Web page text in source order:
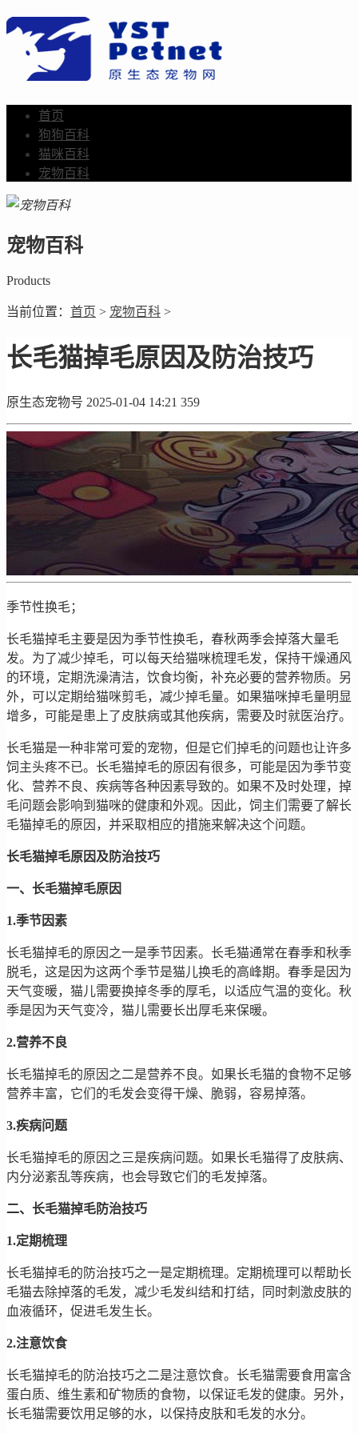
首页
狗狗百科
猫咪百科
宠物百科
宠物百科
Products
当前位置： 首页 > 宠物百科 >
长毛猫掉毛原因及防治技巧
原生态宠物号 2025-01-04 14:21 359
季节性换毛；
长毛猫掉毛主要是因为季节性换毛，春秋两季会掉落大量毛
发。为了减少掉毛，可以每天给猫咪梳理毛发，保持干燥通风
的环境，定期洗澡清洁，饮食均衡，补充必要的营养物质。另
外，可以定期给猫咪剪毛，减少掉毛量。如果猫咪掉毛量明显
增多，可能是患上了皮肤病或其他疾病，需要及时就医治疗。
长毛猫是一种非常可爱的宠物，但是它们掉毛的问题也让许多
饲主头疼不已。长毛猫掉毛的原因有很多，可能是因为季节变
化、营养不良、疾病等各种因素导致的。如果不及时处理，掉
毛问题会影响到猫咪的健康和外观。因此，饲主们需要了解长
毛猫掉毛的原因，并采取相应的措施来解决这个问题。
长毛猫掉毛原因及防治技巧
一、长毛猫掉毛原因
1.季节因素
长毛猫掉毛的原因之一是季节因素。长毛猫通常在春季和秋季
脱毛，这是因为这两个季节是猫儿换毛的高峰期。春季是因为
天气变暖，猫儿需要换掉冬季的厚毛，以适应气温的变化。秋
季是因为天气变冷，猫儿需要长出厚毛来保暖。
2.营养不良
长毛猫掉毛的原因之二是营养不良。如果长毛猫的食物不足够
营养丰富，它们的毛发会变得干燥、脆弱，容易掉落。
3.疾病问题
长毛猫掉毛的原因之三是疾病问题。如果长毛猫得了皮肤病、
内分泌紊乱等疾病，也会导致它们的毛发掉落。
二、长毛猫掉毛防治技巧
1.定期梳理
长毛猫掉毛的防治技巧之一是定期梳理。定期梳理可以帮助长
毛猫去除掉落的毛发，减少毛发纠结和打结，同时刺激皮肤的
血液循环，促进毛发生长。
2.注意饮食
长毛猫掉毛的防治技巧之二是注意饮食。长毛猫需要食用富含
蛋白质、维生素和矿物质的食物，以保证毛发的健康。另外，
长毛猫需要饮用足够的水，以保持皮肤和毛发的水分。